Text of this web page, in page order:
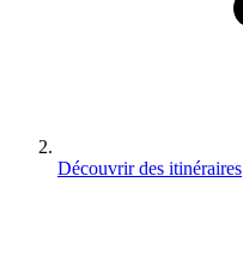
Découvrir des itinéraires